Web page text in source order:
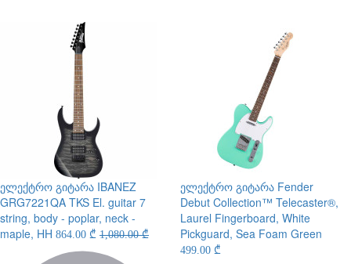
ელექტრო გიტარა IBANEZ
GRG7221QA TKS El. guitar 7
string, body - poplar, neck -
maple, HH 864.00 ₾ 1,080.00 ₾
ელექტრო გიტარა Fender
Debut Collection™ Telecaster®,
Laurel Fingerboard, White
Pickguard, Sea Foam Green
499.00 ₾